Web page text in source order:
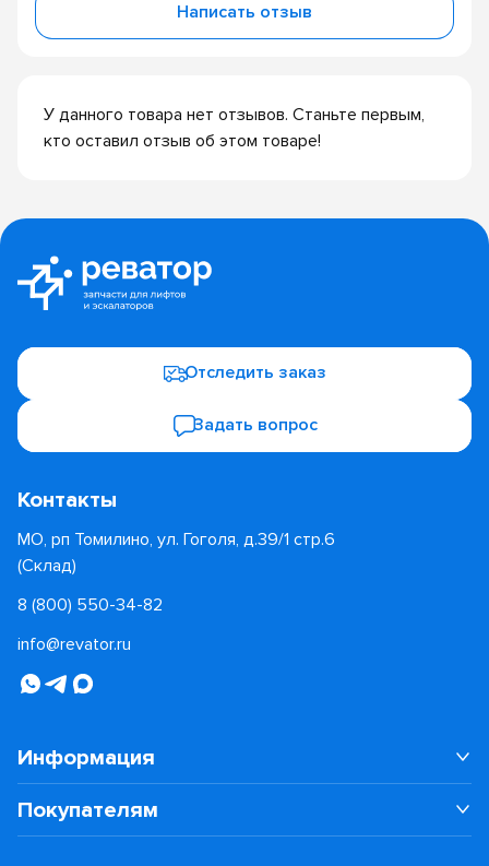
У данного товара нет отзывов. Станьте первым,
кто оставил отзыв об этом товаре!
Написать отзыв
Отследить заказ
Задать вопрос
Контакты
МО, рп Томилино, ул. Гоголя, д.39/1 стр.6
(Склад)
8 (800) 550-34-82
info@revator.ru
Информация
Покупателям